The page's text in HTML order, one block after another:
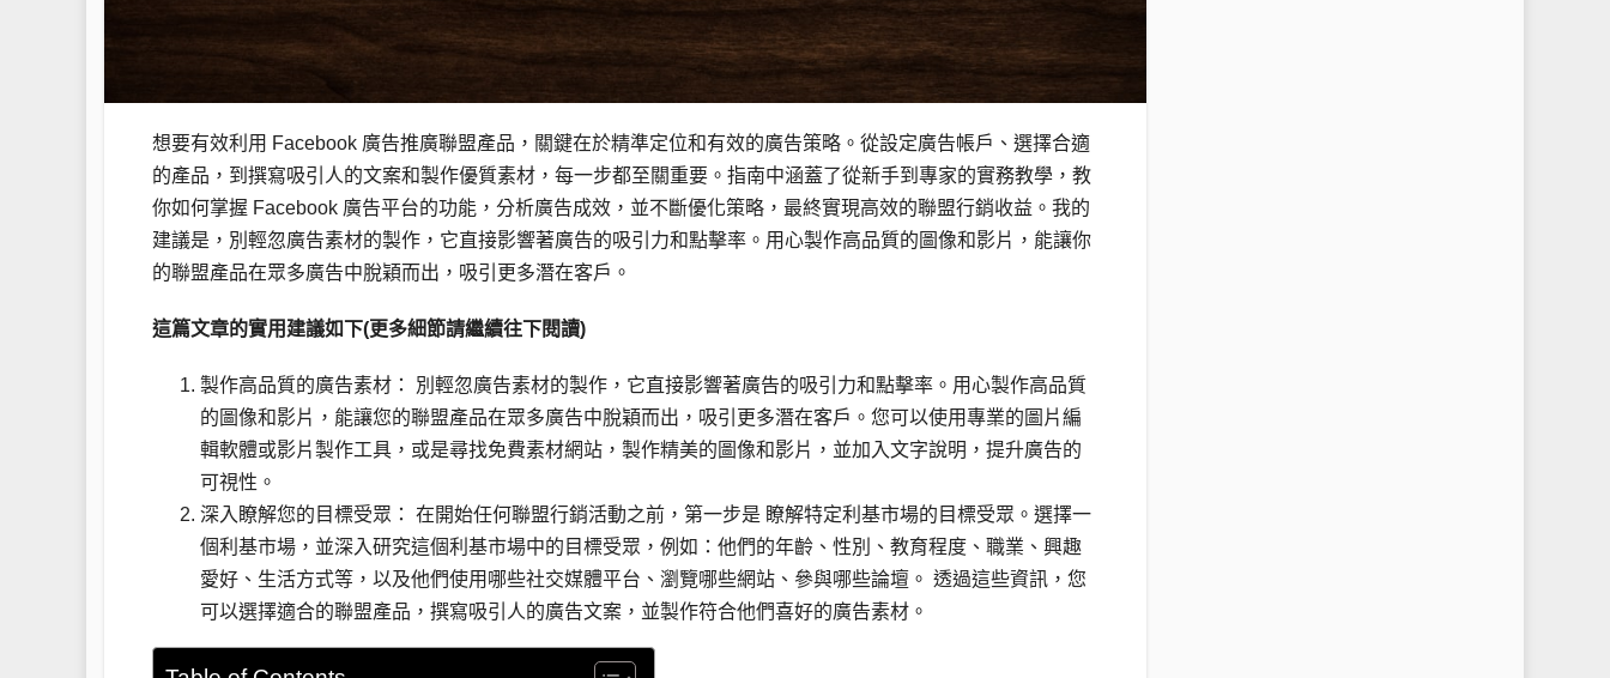
想要有效利用 Facebook 廣告推廣聯盟產品，關鍵在於精準定位和有效的廣告策略。從設定廣告帳戶、選擇合適
的產品，到撰寫吸引人的文案和製作優質素材，每一步都至關重要。指南中涵蓋了從新手到專家的實務教學，教
你如何掌握 Facebook 廣告平台的功能，分析廣告成效，並不斷優化策略，最終實現高效的聯盟行銷收益。我的
建議是，別輕忽廣告素材的製作，它直接影響著廣告的吸引力和點擊率。用心製作高品質的圖像和影片，能讓你
的聯盟產品在眾多廣告中脫穎而出，吸引更多潛在客戶。
這篇文章的實用建議如下(更多細節請繼續往下閱讀)
製作高品質的廣告素材： 別輕忽廣告素材的製作，它直接影響著廣告的吸引力和點擊率。用心製作高品質
的圖像和影片，能讓您的聯盟產品在眾多廣告中脫穎而出，吸引更多潛在客戶。您可以使用專業的圖片編
輯軟體或影片製作工具，或是尋找免費素材網站，製作精美的圖像和影片，並加入文字說明，提升廣告的
可視性。
深入瞭解您的目標受眾： 在開始任何聯盟行銷活動之前，第一步是 瞭解特定利基市場的目標受眾。選擇一
個利基市場，並深入研究這個利基市場中的目標受眾，例如：他們的年齡、性別、教育程度、職業、興趣
愛好、生活方式等，以及他們使用哪些社交媒體平台、瀏覽哪些網站、參與哪些論壇。 透過這些資訊，您
可以選擇適合的聯盟產品，撰寫吸引人的廣告文案，並製作符合他們喜好的廣告素材。